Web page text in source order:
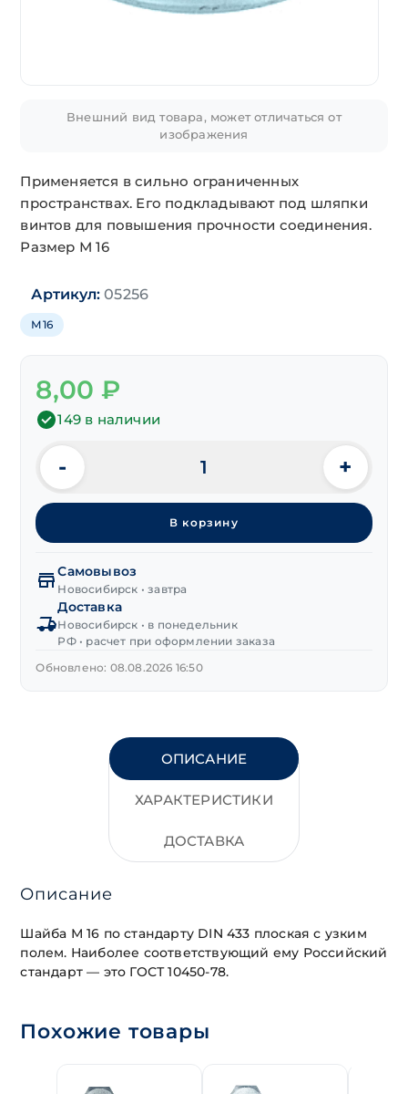
Внешний вид товара, может отличаться от
изображения
Применяется в сильно ограниченных
пространствах. Его подкладывают под шляпки
винтов для повышения прочности соединения.
Размер М 16
Артикул: 05256
М16
8,00₽
149 в наличии
Количество
товара
Шайба
узкая
М16
цинк
- +
В корзину
Самовывоз
Новосибирск • завтра
Доставка
Новосибирск • в понедельник
РФ • расчет при оформлении заказа
Обновлено: 08.08.2026 16:50
ОПИСАНИЕ
ХАРАКТЕРИСТИКИ
ДОСТАВКА
Описание
Шайба М 16 по стандарту DIN 433 плоская с узким
полем. Наиболее соответствующий ему Российский
стандарт — это ГОСТ 10450-78.
Похожие товары